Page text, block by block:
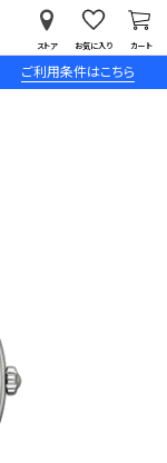
ご利用条件はこちら
ストア お気に入り カート